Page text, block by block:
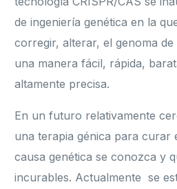
de ingeniería genética en la
corregir, alterar, el genoma
una manera fácil, rápida,
altamente precisa.
En un futuro relativamente
una terapia génica para curar
causa genética se conozca y
incurables. Actualmente se